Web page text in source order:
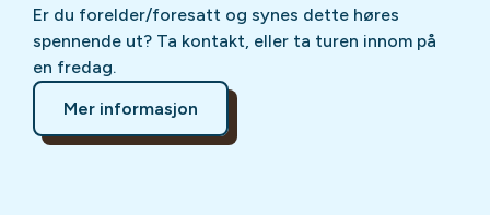
Er du forelder/foresatt og synes dette høres
spennende ut? Ta kontakt, eller ta turen innom på
en fredag.
Mer informasjon